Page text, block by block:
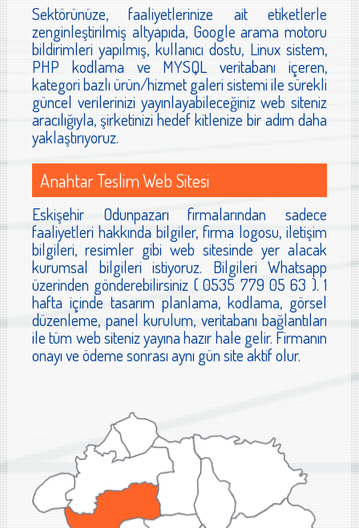
Sektörünüze, faaliyetlerinize ait etiketlerle
zenginleştirilmiş altyapıda, Google arama motoru
bildirimleri yapılmış, kullanıcı dostu, Linux sistem,
PHP kodlama ve MYSQL veritabanı içeren,
kategori bazlı ürün/hizmet galeri sistemi ile sürekli
güncel verilerinizi yayınlayabileceğiniz web siteniz
aracılığıyla, şirketinizi hedef kitlenize bir adım daha
yaklaştırıyoruz.
Anahtar Teslim Web Sitesi
Eskişehir Odunpazarı firmalarından sadece
faaliyetleri hakkında bilgiler, firma logosu, iletişim
bilgileri, resimler gibi web sitesinde yer alacak
kurumsal bilgileri istiyoruz. Bilgileri Whatsapp
üzerinden gönderebilirsiniz ( 0535 779 05 63 ). 1
hafta içinde tasarım planlama, kodlama, görsel
düzenleme, panel kurulum, veritabanı bağlantıları
ile tüm web siteniz yayına hazır hale gelir. Firmanın
onayı ve ödeme sonrası aynı gün site aktif olur.